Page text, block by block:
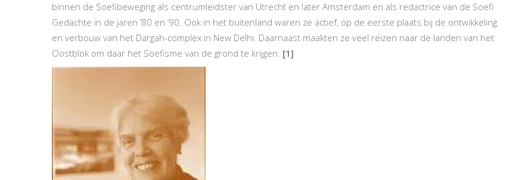
binnen de Soefibeweging als centrumleidster van Utrecht en later Amsterdam en als redactrice van de Soefi
Gedachte in de jaren ’80 en ’90. Ook in het buitenland waren ze actief, op de eerste plaats bij de ontwikkeling
en verbouw van het Dargah-complex in New Delhi. Daarnaast maakten ze veel reizen naar de landen van het
Oostblok om daar het Soefisme van de grond te krijgen. [1]